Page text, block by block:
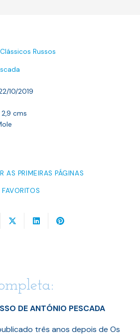
Clássicos Russos
10/2019
cms
AS PRIMEIRAS PÁGINAS
DE ANTÓNIO PESCADA
três anos depois de Os